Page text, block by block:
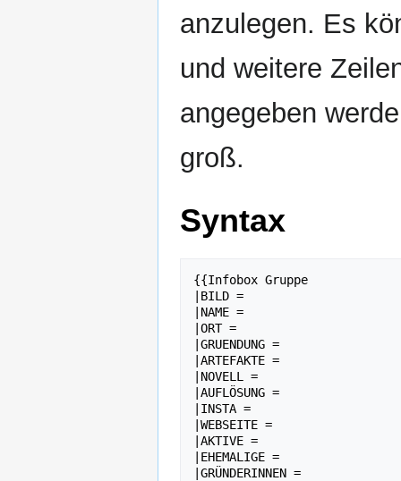
anzulegen. Es
und weitere
angegeben
groß.
Syntax
{{Infobox Gruppe
|BILD =
|NAME =
|ORT =
|GRUENDUNG =
|ARTEFAKTE =
|NOVELL =
|AUFLÖSUNG =
|INSTA =
|WEBSEITE =
|AKTIVE =
|EHEMALIGE =
|GRÜNDERINNEN =